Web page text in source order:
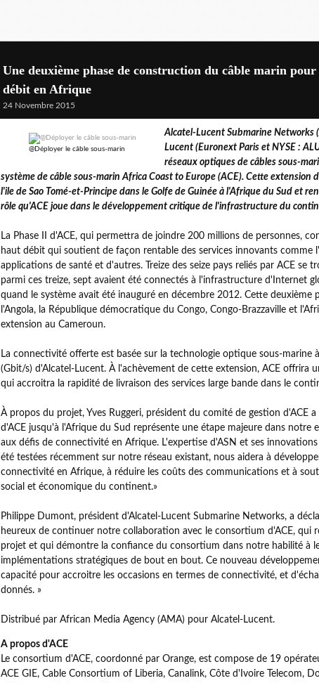
Une deuxième phase de construction du câble marin
débit en Afrique
24 Novembre 2015
@Déployer le câble sous-marin
Alcatel-Lucent Submarine Networks
Lucent (Euronext Paris et NYSE :
réseaux optiques de câbles sous-
système de câble sous-marin Africa Coast to Europe (ACE). Cette extension
l'ile de Sao Tomé-et-Principe dans le Golfe de Guinée à l'Afrique du Sud et
rôle qu'ACE joue dans le développement critique de l'infrastructure du
La Phase II d'ACE, qui permettra de joindre 200 millions de personnes,
haut débit qui soutient de façon rentable des services innovants comme
applications de santé et d'autres. Treize des seize pays reliés par ACE se
parmi ces treize, sept avaient été connectés à l'infrastructure d'Internet
quand le système avait été inauguré en décembre 2012. Cette deuxième
l'Angola, la République démocratique du Congo, Congo-Brazzaville et
extension au Cameroun.
La connectivité offerte est basée sur la technologie optique sous-marine
(Gbit/s) d'Alcatel-Lucent. À l'achèvement de cette extension, ACE offrira
qui accroitra la rapidité de livraison des services large bande dans le
À propos du projet, Yves Ruggeri, président du comité de gestion d'ACE a
d'ACE jusqu'à l'Afrique du Sud représente une étape majeure dans notre
aux défis de connectivité en Afrique. L'expertise d'ASN et ses
été testées récemment sur notre réseau existant, nous aidera à
connectivité en Afrique, à réduire les coûts des communications et à
social et économique du continent.»
Philippe Dumont, président d'Alcatel-Lucent Submarine Networks, a
heureux de continuer notre collaboration avec le consortium d'ACE, qui
projet et qui démontre la confiance du consortium dans notre habilité à
implémentations stratégiques de bout en bout. Ce nouveau
capacité pour accroitre les occasions en termes de connectivité, et
donnés. »
Distribué par African Media Agency (AMA) pour Alcatel-Lucent.
A propos d'ACE
Le consortium d'ACE, coordonné par Orange, est compose de 19
ACE GIE, Cable Consortium of Liberia, Canalink, Côte d'Ivoire Telecom,